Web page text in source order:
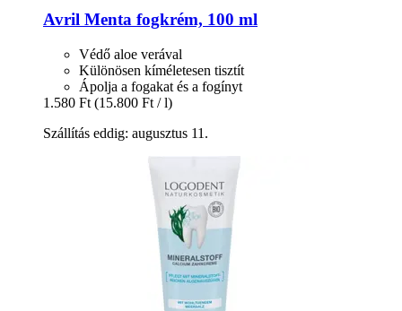
Avril Menta fogkrém, 100 ml
Védő aloe verával
Különösen kíméletesen tisztít
Ápolja a fogakat és a fogínyt
1.580 Ft (15.800 Ft / l)
Szállítás eddig: augusztus 11.